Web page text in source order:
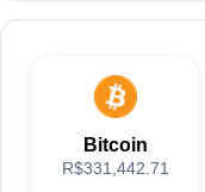
Bitcoin
R$331,442.71